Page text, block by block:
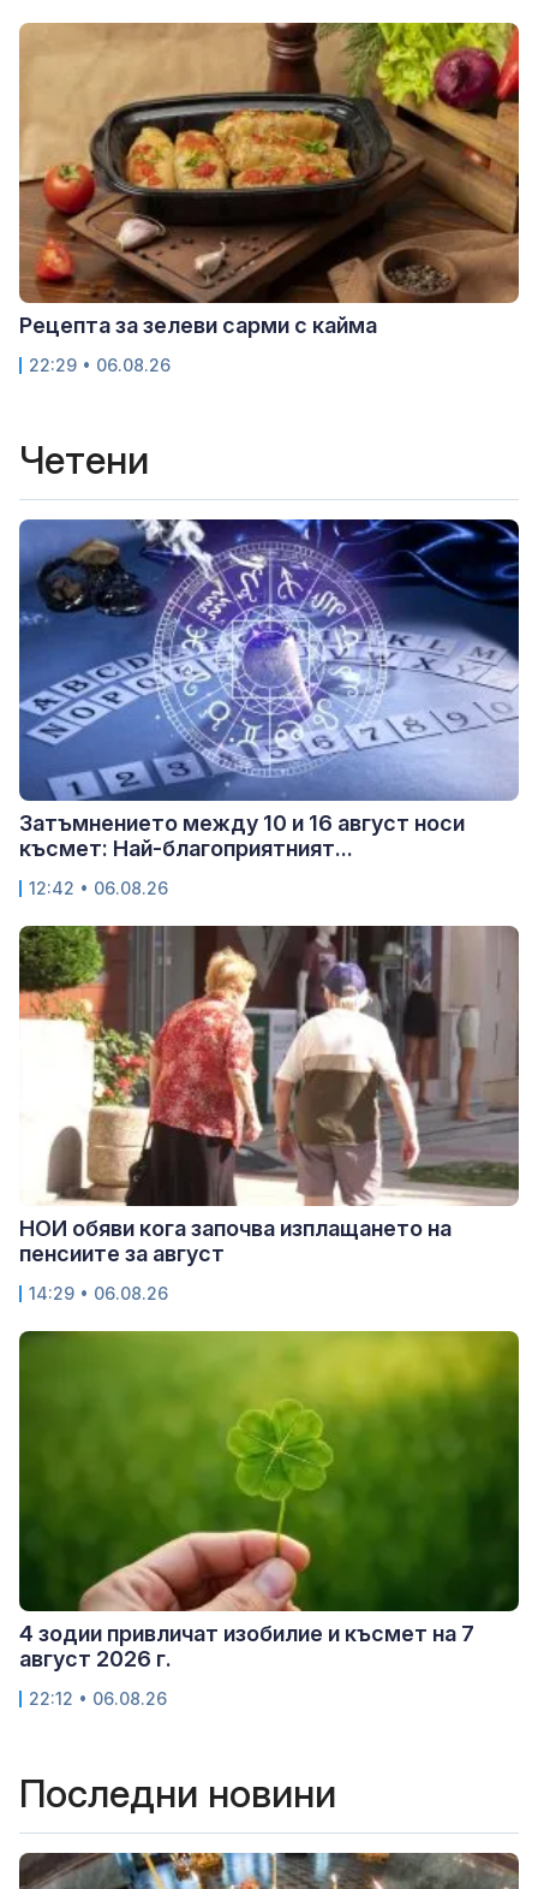
Рецепта за зелеви сарми с кайма
22:29 • 06.08.26
Четени
Затъмнението между 10 и 16 август носи
късмет: Най-благоприятният...
12:42 • 06.08.26
НОИ обяви кога започва изплащането на
пенсиите за август
14:29 • 06.08.26
4 зодии привличат изобилие и късмет на 7
август 2026 г.
22:12 • 06.08.26
Последни новини